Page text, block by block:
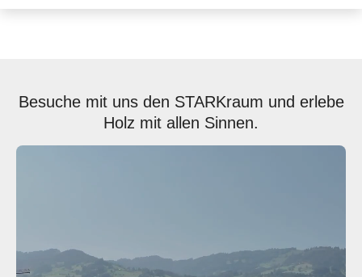
Besuche mit uns den STARKraum und erlebe
Holz mit allen Sinnen.